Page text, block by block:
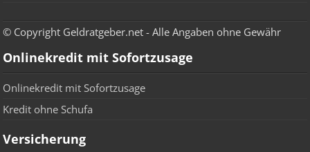
© Copyright Geldratgeber.net - Alle Angaben ohne Gewähr
Onlinekredit mit Sofortzusage
Onlinekredit mit Sofortzusage
Kredit ohne Schufa
Versicherung